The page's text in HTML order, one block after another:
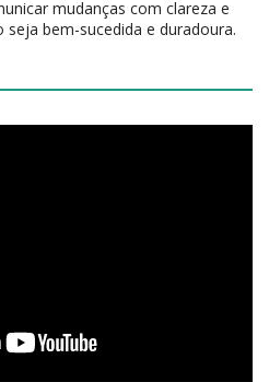
mudanças com clareza e
bem-sucedida e duradoura.